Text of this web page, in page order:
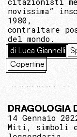
novissima”
1980,
contraltare
del mondo.
di Luca Giannelli
Copertine
DRAGOLOGIA
14 Gennaio
Miti, simboli